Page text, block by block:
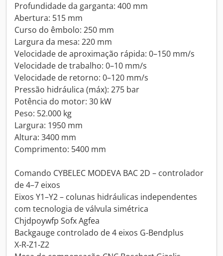
Profundidade da garganta: 400 mm
Abertura: 515 mm
Curso do êmbolo: 250 mm
Largura da mesa: 220 mm
Velocidade de aproximação rápida: 0–150 mm/s
Velocidade de trabalho: 0–10 mm/s
Velocidade de retorno: 0–120 mm/s
Pressão hidráulica (máx): 275 bar
Potência do motor: 30 kW
Peso: 52.000 kg
Largura: 1950 mm
Altura: 3400 mm
Comprimento: 5400 mm
Comando CYBELEC MODEVA BAC 2D – controlador
de 4–7 eixos
Eixos Y1–Y2 – colunas hidráulicas independentes
com tecnologia de válvula simétrica
Chjdpoywfp Sofx Agfea
Backgauge controlado de 4 eixos G‑Bendplus
X‑R‑Z1‑Z2